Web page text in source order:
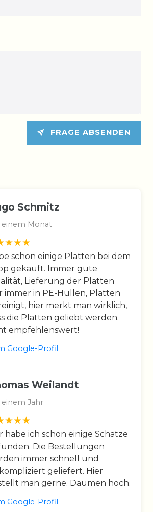
FRAGE ABSENDEN
Schmitz
einem Monat
schon einige Platten bei dem
gekauft. Immer gute
Lieferung der Platten
immer in PE-Hüllen, Platten
hier merkt man wirklich,
die Platten geliebt werden.
empfehlenswert!
Google-Profil
Weilandt
Jahr
habe ich schon einige Schätze
Die Bestellungen
immer schnell und
geliefert. Hier
man gerne. Daumen hoch.
Google-Profil